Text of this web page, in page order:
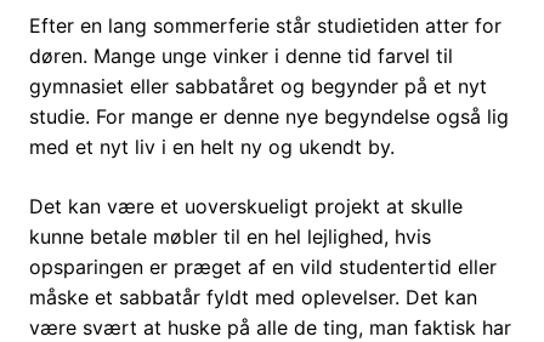
Efter en lang sommerferie står studietiden atter for
døren. Mange unge vinker i denne tid farvel til
gymnasiet eller sabbatåret og begynder på et nyt
studie. For mange er denne nye begyndelse også lig
med et nyt liv i en helt ny og ukendt by.
Det kan være et uoverskueligt projekt at skulle
kunne betale møbler til en hel lejlighed, hvis
opsparingen er præget af en vild studentertid eller
måske et sabbatår fyldt med oplevelser. Det kan
være svært at huske på alle de ting, man faktisk har